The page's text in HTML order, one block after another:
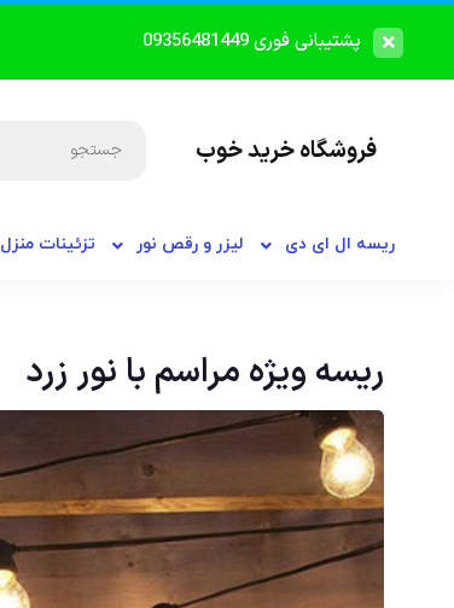
پشتیبانی فوری 09356481449
فروشگاه خرید خوب
ریسه ال ای دی لیزر و رقص نور تزئینات منزل
ریسه ویژه مراسم با نور زرد